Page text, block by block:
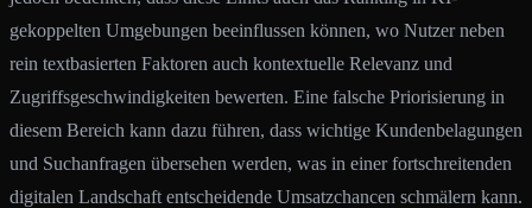
gekoppelten Umgebungen beeinflussen können, wo Nutzer neben
rein textbasierten Faktoren auch kontextuelle Relevanz und
Zugriffsgeschwindigkeiten bewerten. Eine falsche Priorisierung in
diesem Bereich kann dazu führen, dass wichtige Kundenbelagungen
und Suchanfragen übersehen werden, was in einer fortschreitenden
digitalen Landschaft entscheidende Umsatzchancen schmälern kann.